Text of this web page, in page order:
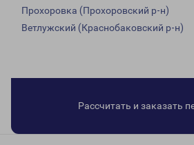
Прохоровка (Прохоровский р-н)
Ветлужский (Краснобаковский р-н)
Рассчитать и заказать